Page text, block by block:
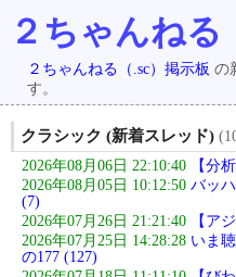
２ちゃんねる
２ちゃんねる（.sc）掲示板 の
す。
クラシック (新着スレッド)
2026年08月06日 22:10:40
【分
2026年08月05日 10:12:50 バッ
(7)
2026年07月26日 21:21:40
【ア
2026年07月25日 14:28:28 いま
の177 (127)